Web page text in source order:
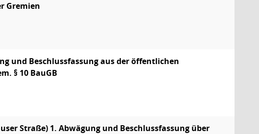
Gremien
und Beschlussfassung aus der öffentlichen
§ 10 BauGB
Straße) 1. Abwägung und Beschlussfassung über